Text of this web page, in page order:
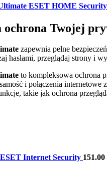
ESET HOME
ochrona Twojej
zapewnia pełne
hasłami, przeglądaj strony i
to kompleksowa ochrona
i połączenia
takie jak ochrona
ESET Internet Security